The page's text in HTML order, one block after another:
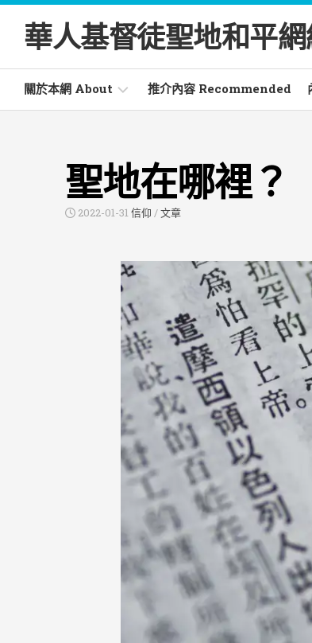
Skip
content華人基督徒聖地和平
關於本網 About
Newsletter
推介內容 Recommended
聖地在哪裡？
2022-01-31信仰 /文章